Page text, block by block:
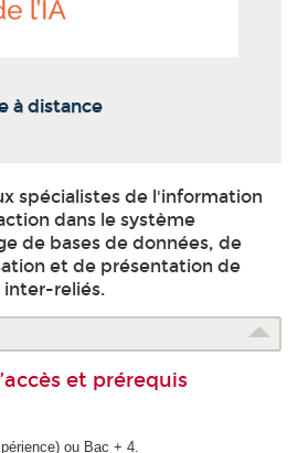
à distance
spécialistes de l'information
dans le système
de bases de données, de
et de présentation de
reliés.
et prérequis
ou Bac + 4.